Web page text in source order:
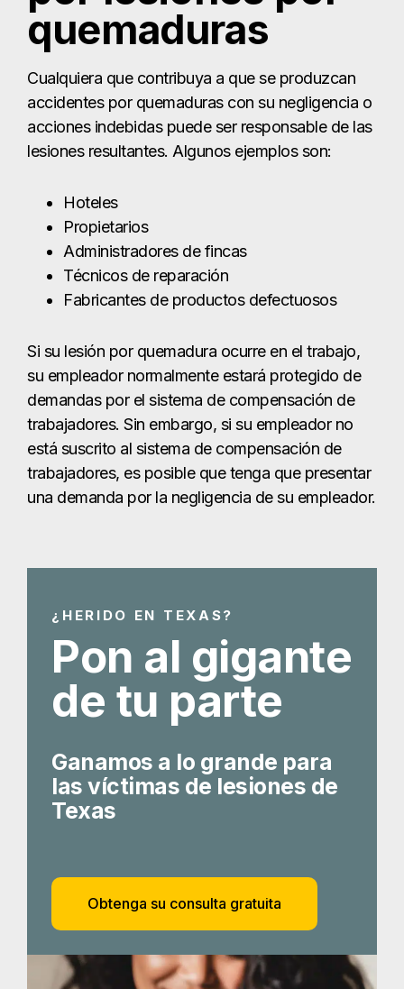
Hoteles
Propietarios
Técnicos de reparación
Fabricantes de productos defectuosos
Si su lesión por quemadura ocurre en el trabajo,
demandas por el sistema de compensación de
trabajadores. Sin embargo, si su empleador no
está suscrito al sistema de compensación de
trabajadores, es posible que tenga que presentar
una demanda por la negligencia de su empleador.
¿HERIDO EN TEXAS?
Pon al gigante
de tu parte
Ganamos a lo grande para
Texas
Obtenga su consulta gratuita